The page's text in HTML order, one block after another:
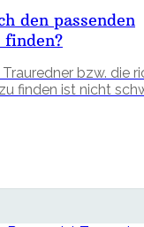
den passenden
finden?
bzw. die
finden ist nicht